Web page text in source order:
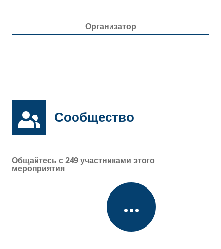
Организатор
Сообщество
Общайтесь с249участниками этого
мероприятия